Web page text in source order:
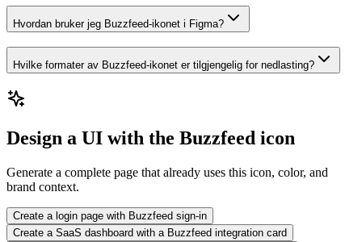
Hvordan bruker jeg Buzzfeed-ikonet i Figma?
Hvilke formater av Buzzfeed-ikonet er tilgjengelig for nedlasting?
Design a UI with the Buzzfeed icon
Generate a complete page that already uses this icon, color, and
brand context.
Create a login page with Buzzfeed sign-in
Create a SaaS dashboard with a Buzzfeed integration card